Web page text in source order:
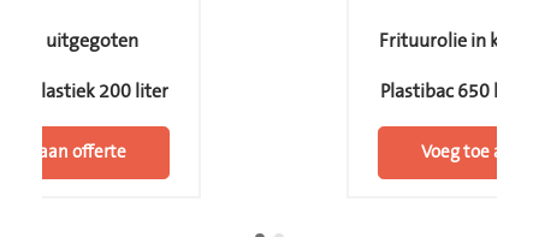
uitgegoten
plastiek 200 liter
toe aan offerte
Frituurolie in
Plastibac 650 liter
Voeg toe aan